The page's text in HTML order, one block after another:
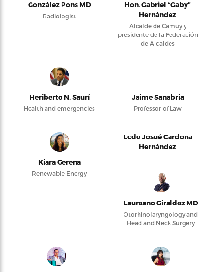
González Pons MD
Radiologist
Hon. Gabriel “Gaby”
Hernández
Alcalde de Camuy y
presidente de la Federación
de Alcaldes
Heriberto N. Saurí
Health and emergencies
Jaime Sanabria
Professor of Law
Kiara Gerena
Renewable Energy
Lcdo Josué Cardona
Hernández
Laureano Giraldez MD
Otorhinolaryngology and
Head and Neck Surgery